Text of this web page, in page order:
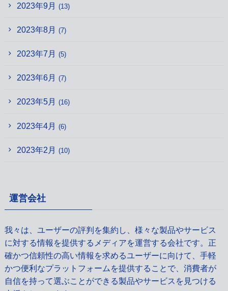
2023年9月 (13)
2023年8月 (7)
2023年7月 (5)
2023年6月 (7)
2023年5月 (16)
2023年4月 (6)
2023年2月 (10)
運営会社
我々は、ユーザーの評判を集約し、様々な製品やサービス
に対する情報を提供するメディアを運営する会社です。正
確かつ信頼性の高い情報を求めるユーザーに向けて、手軽
かつ便利なプラットフォームを提供することで、消費者が
自信を持って選ぶことができる製品やサービスを見つける